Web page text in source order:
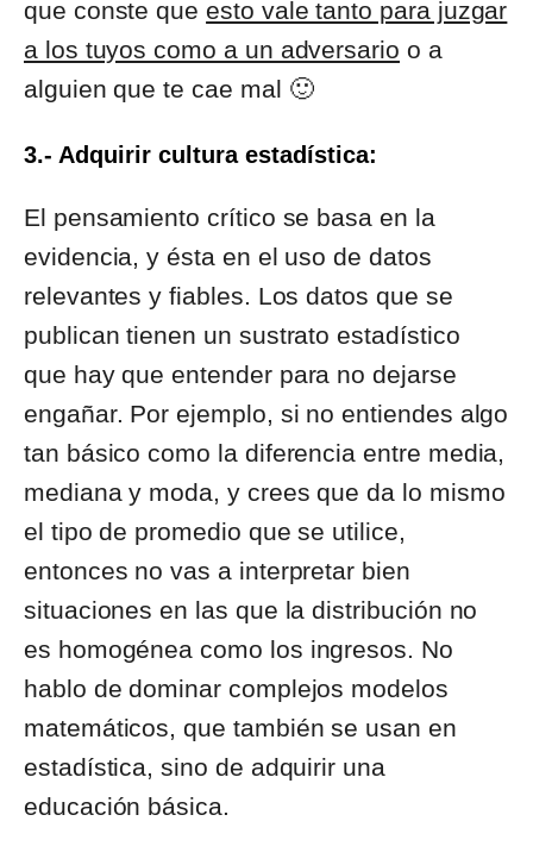
que conste que esto vale tanto para juzgar
a los tuyos como a un adversario o a
alguien que te cae mal 🙂
3.- Adquirir cultura estadística:
El pensamiento crítico se basa en la
evidencia, y ésta en el uso de datos
relevantes y fiables. Los datos que se
publican tienen un sustrato estadístico
que hay que entender para no dejarse
engañar. Por ejemplo, si no entiendes algo
tan básico como la diferencia entre media,
mediana y moda, y crees que da lo mismo
el tipo de promedio que se utilice,
entonces no vas a interpretar bien
situaciones en las que la distribución no
es homogénea como los ingresos. No
hablo de dominar complejos modelos
matemáticos, que también se usan en
estadística, sino de adquirir una
educación básica.